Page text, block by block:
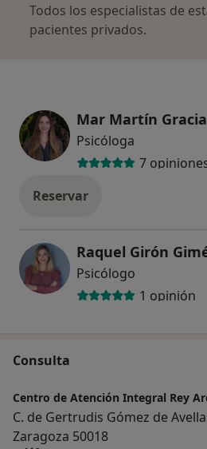
Todos los especialistas de
pacientes privados.
Mar Martín Gracia
Psicóloga
7
Reservar
Raquel Girón
Psicólogo
1 opinión
Consulta
Centro de Atención Integral Rey
C. de Gertrudis Gómez de
Zaragoza 50018